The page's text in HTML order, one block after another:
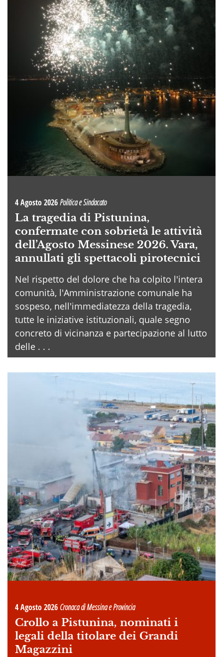
4 Agosto 2026Politica e Sindacato
La tragedia di Pistunina,
confermate con sobrietà le attività
dell’Agosto Messinese 2026. Vara,
annullati gli spettacoli pirotecnici
Nel rispetto del dolore che ha colpito l'intera
comunità, l'Amministrazione comunale ha
sospeso, nell'immediatezza della tragedia,
tutte le iniziative istituzionali, quale segno
concreto di vicinanza e partecipazione al lutto
delle . . .
4 Agosto 2026 Cronaca di Messina e Provincia
Crollo a Pistunina, nominati i
legali della titolare dei Grandi
Magazzini